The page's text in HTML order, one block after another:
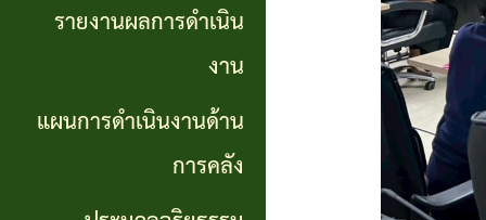
งาน
เจ้า
หน้าที่
งานด้าน
การคลัง
กำลัง
แผน
รายงานผลการดำเนิน
งาน
แผนการดำเนินงานด้าน
การคลัง